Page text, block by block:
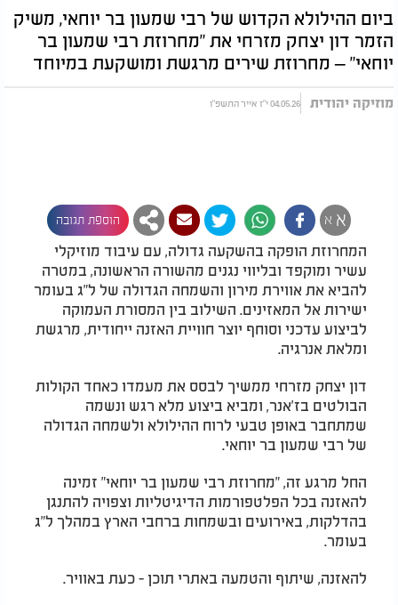
ביום ההילולא הקדוש של רבי שמעון בר יוחאי, משיק
הזמר דון יצחק מזרחי את "מחרוזת רבי שמעון בר
יוחאי" – מחרוזת שירים מרגשת ומושקעת במיוחד
מוזיקה יהודית 04.05.26 י"ז אייר התשפ"ו
א א הוספת תגובה
המחרוזת הופקה בהשקעה גדולה, עם עיבוד מוזיקלי
עשיר ומוקפד ובליווי נגנים מהשורה הראשונה, במטרה
להביא את אווירת מירון והשמחה הגדולה של ל"ג בעומר
ישירות אל המאזינים. השילוב בין המסורת העמוקה
לביצוע עדכני וסוחף יוצר חוויית האזנה ייחודית, מרגשת
ומלאת אנרגיה.
דון יצחק מזרחי ממשיך לבסס את מעמדו כאחד הקולות
הבולטים בז'אנר, ומביא ביצוע מלא רגש ונשמה
שמתחבר באופן טבעי לרוח ההילולא ולשמחה הגדולה
של רבי שמעון בר יוחאי.
החל מרגע זה, "מחרוזת רבי שמעון בר יוחאי" זמינה
להאזנה בכל הפלטפורמות הדיגיטליות וצפויה להתנגן
בהדלקות, באירועים ובשמחות ברחבי הארץ במהלך ל"ג
בעומר.
להאזנה, שיתוף והטמעה באתרי תוכן - כעת באוויר.